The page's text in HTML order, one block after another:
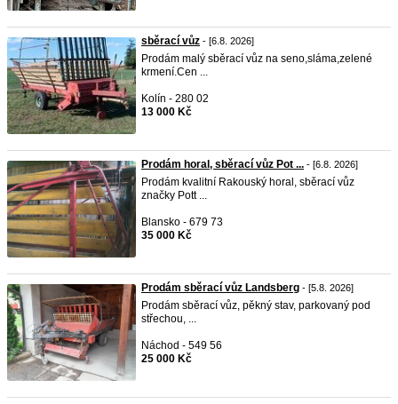
sběrací vůz - [6.8. 2026]
Prodám malý sběrací vůz na seno,sláma,zelené
krmení.Cen ...
Kolín - 280 02
13 000 Kč
Prodám horal, sběrací vůz Pot ... - [6.8. 2026]
Prodám kvalitní Rakouský horal, sběrací vůz
značky Pott ...
Blansko - 679 73
35 000 Kč
Prodám sběrací vůz Landsberg - [5.8. 2026]
Prodám sběrací vůz, pěkný stav, parkovaný pod
střechou, ...
Náchod - 549 56
25 000 Kč